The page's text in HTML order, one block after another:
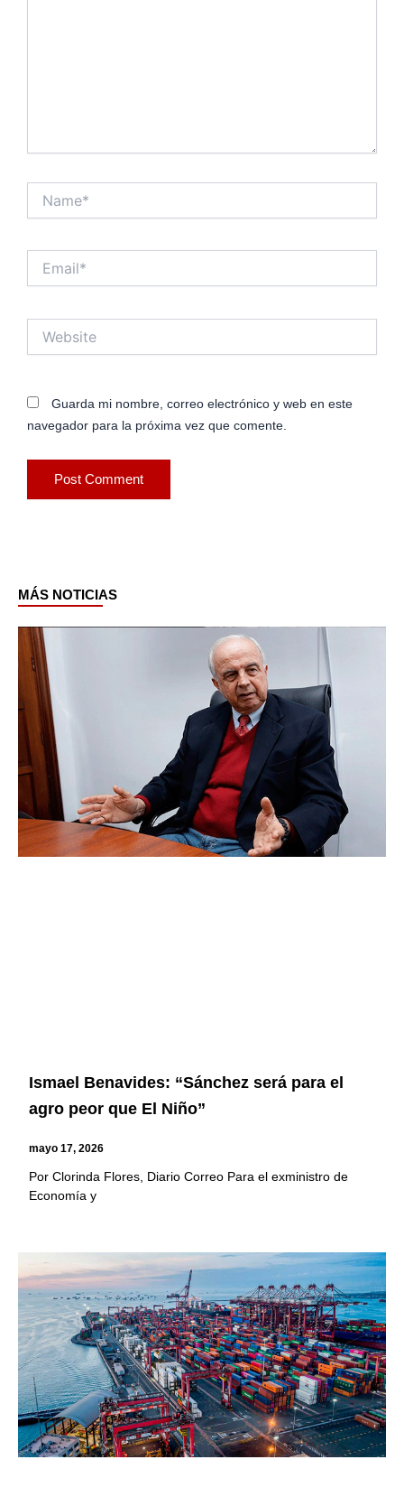
Guarda mi nombre, correo electrónico y web en este
navegador para la próxima vez que comente.
MÁS NOTICIAS
Ismael Benavides: “Sánchez será para el
agro peor que El Niño”
mayo 17, 2026
Por Clorinda Flores, Diario Correo Para el exministro de
Economía y
PagePagePage